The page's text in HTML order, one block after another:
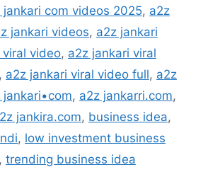
jankari com videos 2025, a2z
jankari videos, a2z jankari
video, a2z jankari viral
, a2z jankari viral video full, a2z
jankari•com, a2z jankarri.com,
jankira.com, business idea,
, low investment business
, trending business idea